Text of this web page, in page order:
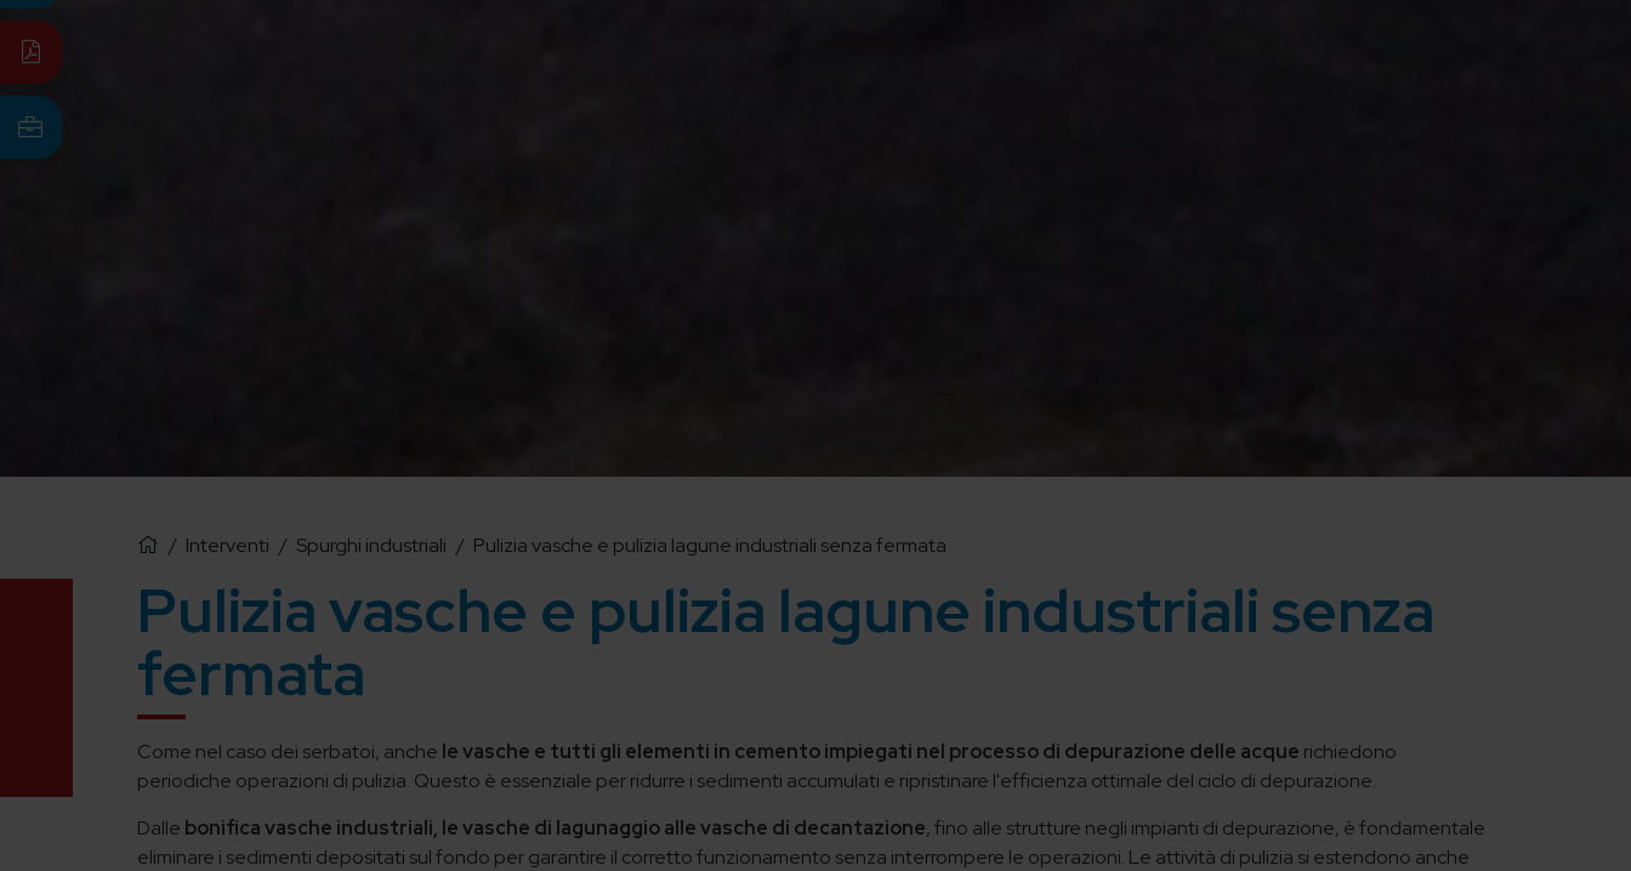
/ Interventi / Spurghi industriali / Pulizia vasche e pulizia lagune industriali senza fermata
Pulizia vasche e pulizia lagune industriali senza
fermata
Come nel caso dei serbatoi, anche le vasche e tutti gli elementi in cemento impiegati nel processo di depurazione delle acque richiedono
periodiche operazioni di pulizia. Questo è essenziale per ridurre i sedimenti accumulati e ripristinare l'efficienza ottimale del ciclo di depurazione.
Dalle bonifica vasche industriali, le vasche di lagunaggio alle vasche di decantazione, fino alle strutture negli impianti di depurazione, è fondamentale
eliminare i sedimenti depositati sul fondo per garantire il corretto funzionamento senza interrompere le operazioni. Le attività di pulizia si estendono anche